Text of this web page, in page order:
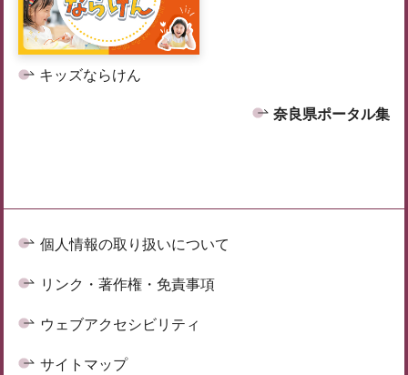
キッズならけん
奈良県ポータル集
個人情報の取り扱いについて
リンク・著作権・免責事項
ウェブアクセシビリティ
サイトマップ